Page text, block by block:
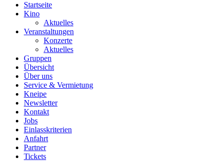
Startseite
Kino
Aktuelles
Veranstaltungen
Konzerte
Aktuelles
Gruppen
Übersicht
Über uns
Service & Vermietung
Kneipe
Newsletter
Kontakt
Jobs
Einlasskriterien
Anfahrt
Partner
Tickets